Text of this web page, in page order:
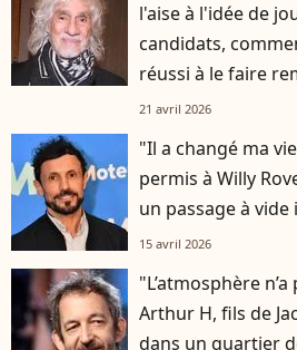
l'aise à l'idée de
candidats,
réussi à le faire
21 avril 2026
"Il a changé ma
permis à Willy
un passage à vide
15 avril 2026
"L’atmosphère
Arthur H, fils de
dans un quartier